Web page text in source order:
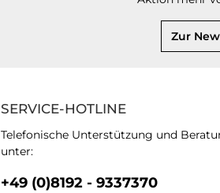
Zur
SERVICE-HOTLINE
Telefonische Unterstützung und
unter:
+49 (0)8192 - 9337370